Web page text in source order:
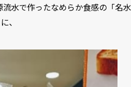
水で作ったなめらか食感の「名水
、